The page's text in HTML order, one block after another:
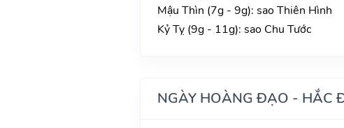
Mậu Thìn (7g - 9g): sao Thiên Hình
Kỷ Tỵ (9g - 11g): sao Chu Tước
NGÀY HOÀNG ĐẠO - HẮC